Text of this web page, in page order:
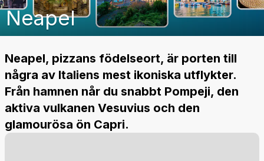
Neapel
Neapel, pizzans födelseort, är porten till
några av Italiens mest ikoniska utflykter.
Från hamnen når du snabbt Pompeji, den
aktiva vulkanen Vesuvius och den
glamourösa ön Capri.